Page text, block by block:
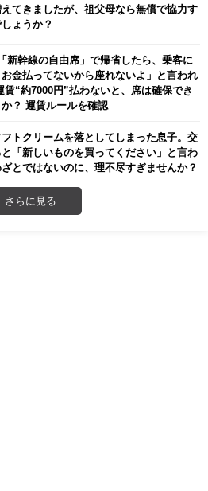
てきましたが、祖父母なら無償で協力す
ょうか？
新幹線の自由席」で帰省したら、乗客に
お金払ってないから座れないよ」と言われ
賃“約7000円”払わないと、席は確保でき
？ 運賃ルールを確認
トクリームを落としてしまった息子。交
「新しいものを買ってください」と言わ
とではないのに、理不尽すぎませんか？
さらに見る